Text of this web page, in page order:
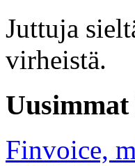
Juttuja
virheistä.
Finvoice,